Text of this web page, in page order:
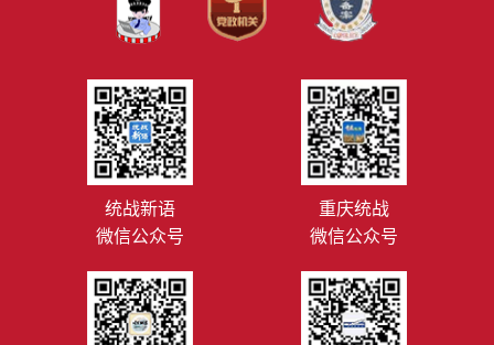
统战新语
微信公众号
重庆统战
微信公众号